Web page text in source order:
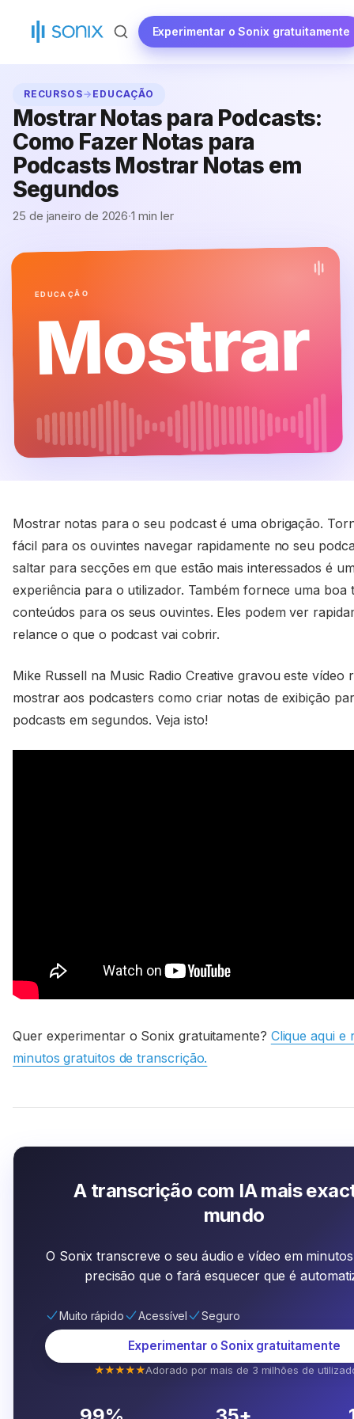
Experimentar o Sonix gratuitamente
RECURSOS→ EDUCAÇÃO
Mostrar Notas para Podcasts:
Como Fazer Notas para
Podcasts Mostrar Notas em
Segundos
25 de janeiro de 2026·1 min ler
EDUCAÇÃO
Mostrar
Mostrar notas para o seu podcast é uma obrigação.
fácil para os ouvintes navegar rapidamente no seu
saltar para secções em que estão mais interessados é
experiência para o utilizador. Também fornece uma boa
conteúdos para os seus ouvintes. Eles podem ver
relance o que o podcast vai cobrir.
Mike Russell na Music Radio Creative gravou este vídeo
mostrar aos podcasters como criar notas de exibição
podcasts em segundos. Veja isto!
Quer experimentar o Sonix gratuitamente? Clique aqui e
minutos gratuitos de transcrição.
A transcrição com IA mais
mundo
O Sonix transcreve o seu áudio e vídeo em
precisão que o fará esquecer que é
Muito rápido Acessível Seguro
Experimentar o Sonix gratuitamente
★★★★★Adorado por mais de 3 milhões de